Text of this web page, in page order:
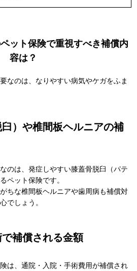
ット保険で重視すべき補償内
容は？
なのは、なりやすい病気やケガをふま
）や椎間板ヘルニアの補
のは、発症しやすい膝蓋骨脱臼（パテ
ペット保険です。
ちな椎間板ヘルニアや歯周病も補償対
でしょう。
補償される金額
は、通院・入院・手術費用が補償され